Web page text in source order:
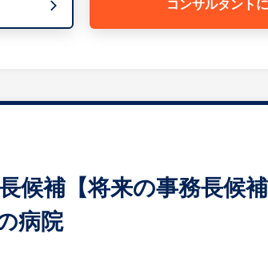
が整っています。
長しており、食品業界の中でもトップクラスの安
コンサルタントに
候補【将来の事務長候
病院